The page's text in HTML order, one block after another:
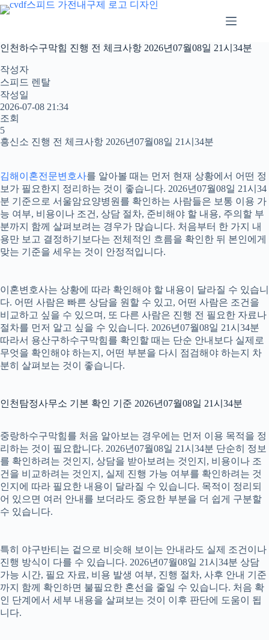
본
문
로
건
너
뛰
기
인천하수구막힘 진행 전 체크사항 2026년07월08일 21시34분
작성자
스피드 렌탈
작성일
2026-07-08 21:34
조회
5
흥신소 진행 전 체크사항 2026년07월08일 21시34분
김해이혼전문변호사를 알아볼 때는 먼저 현재 상황에서 어떤 정
보가 필요한지 정리하는 것이 좋습니다. 2026년07월08일 21시34
분 기준으로 서울암요양병원를 확인하는 사람들은 보통 이용 가
능 여부, 비용이나 조건, 상담 절차, 준비해야 할 내용, 주의할 부
분까지 함께 살펴보려는 경우가 많습니다. 처음부터 한 가지 내
용만 보고 결정하기보다는 전체적인 흐름을 확인한 뒤 본인에게
맞는 기준을 세우는 것이 안정적입니다.
이혼변호사는 상황에 따라 확인해야 할 내용이 달라질 수 있습니
다. 어떤 사람은 빠른 상담을 원할 수 있고, 어떤 사람은 조건을
비교하고 싶을 수 있으며, 또 다른 사람은 진행 전 필요한 자료나
절차를 먼저 알고 싶을 수 있습니다. 2026년07월08일 21시34분
따라서 용산구하수구막힘를 확인할 때는 단순 안내보다 실제로
무엇을 확인해야 하는지, 어떤 부분을 다시 점검해야 하는지 차
분히 살펴보는 것이 좋습니다.
인천탐정사무소 기본 확인 기준 2026년07월08일 21시34분
중랑하수구막힘를 처음 알아보는 경우에는 먼저 이용 목적을 정
리하는 것이 필요합니다. 2026년07월08일 21시34분 단순히 정보
를 확인하려는 것인지, 상담을 받아보려는 것인지, 비용이나 조
건을 비교하려는 것인지, 실제 진행 가능 여부를 확인하려는 것
인지에 따라 필요한 내용이 달라질 수 있습니다. 목적이 정리되
어 있으면 여러 안내를 보더라도 중요한 부분을 더 쉽게 구분할
수 있습니다.
특히 야구반티는 겉으로 비슷해 보이는 안내라도 실제 조건이나
진행 방식이 다를 수 있습니다. 2026년07월08일 21시34분 상담
가능 시간, 필요 자료, 비용 발생 여부, 진행 절차, 사후 안내 기준
까지 함께 확인하면 불필요한 혼선을 줄일 수 있습니다. 처음 확
인 단계에서 세부 내용을 살펴보는 것이 이후 판단에 도움이 됩
니다.